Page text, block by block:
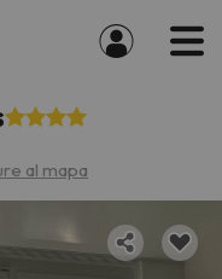
al mapa